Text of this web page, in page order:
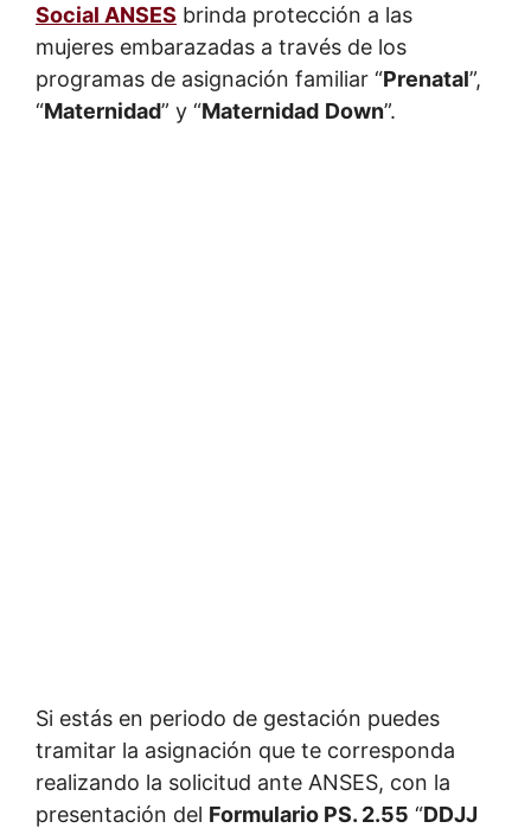
Social ANSES brinda protección a las
mujeres embarazadas a través de los
programas de asignación familiar “Prenatal”,
“Maternidad” y “Maternidad Down”.
Si estás en periodo de gestación puedes
tramitar la asignación que te corresponda
realizando la solicitud ante ANSES, con la
presentación del Formulario PS. 2.55 “DDJJ